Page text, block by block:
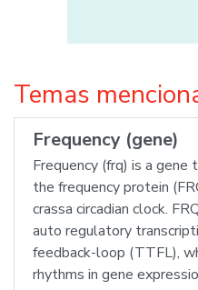
Temas
Frequency (gene)
Frequency (frq) is a gene
the frequency protein
crassa circadian clock.
auto regulatory
feedback-loop (TTFL),
rhythms in gene